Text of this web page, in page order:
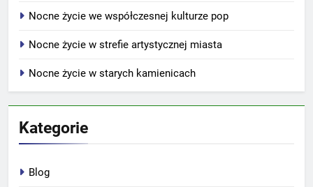
Nocne życie we współczesnej kulturze pop
Nocne życie w strefie artystycznej miasta
Nocne życie w starych kamienicach
Kategorie
Blog